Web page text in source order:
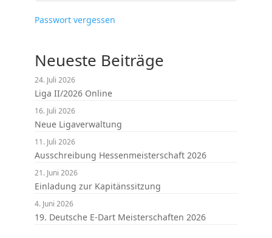
Passwort vergessen
Neueste Beiträge
Liga II/2026 Online
24. Juli 2026
Neue Ligaverwaltung
16. Juli 2026
Ausschreibung Hessenmeisterschaft 2026
11. Juli 2026
Einladung zur Kapitänssitzung
21. Juni 2026
19. Deutsche E-Dart Meisterschaften 2026
4. Juni 2026